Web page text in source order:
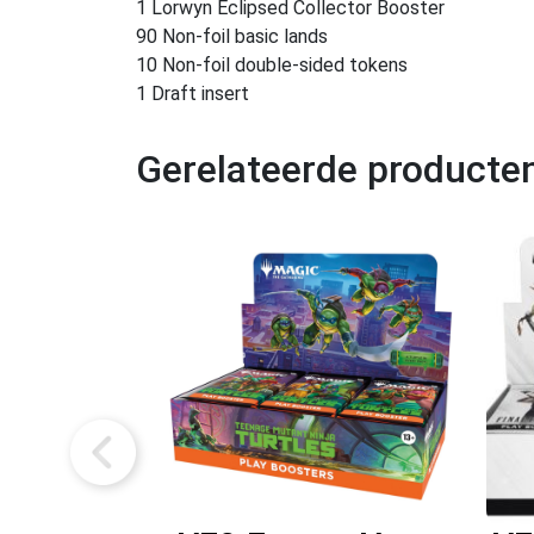
1 Lorwyn Eclipsed Collector Booster
90 Non-foil basic lands
10 Non-foil double-sided tokens
1 Draft insert
Gerelateerde